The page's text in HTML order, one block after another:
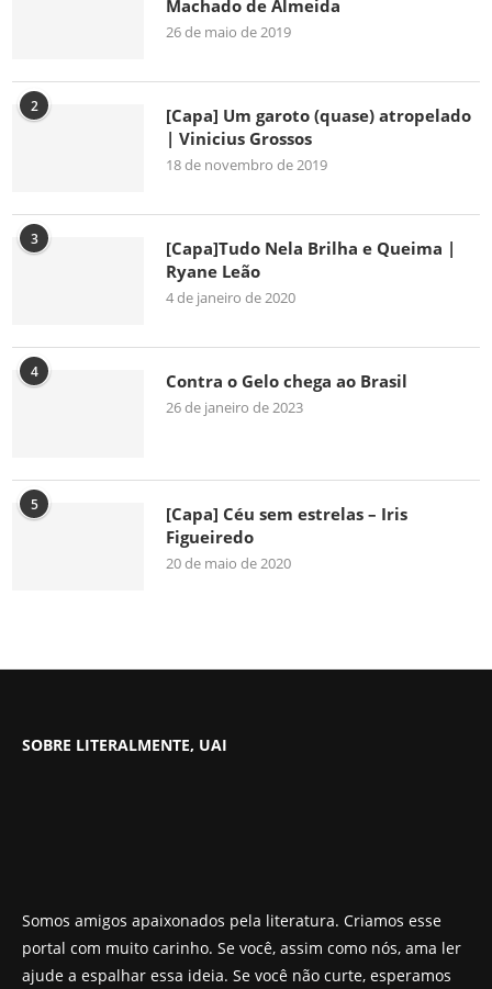
Machado de Almeida
26 de maio de 2019
2
[Capa] Um garoto (quase) atropelado
| Vinicius Grossos
18 de novembro de 2019
3
[Capa]Tudo Nela Brilha e Queima |
Ryane Leão
4 de janeiro de 2020
4 Contra o Gelo chega ao Brasil
26 de janeiro de 2023
5
[Capa] Céu sem estrelas – Iris
Figueiredo
20 de maio de 2020
SOBRE LITERALMENTE, UAI
Somos amigos apaixonados pela literatura. Criamos esse
portal com muito carinho. Se você, assim como nós, ama ler
ajude a espalhar essa ideia. Se você não curte, esperamos